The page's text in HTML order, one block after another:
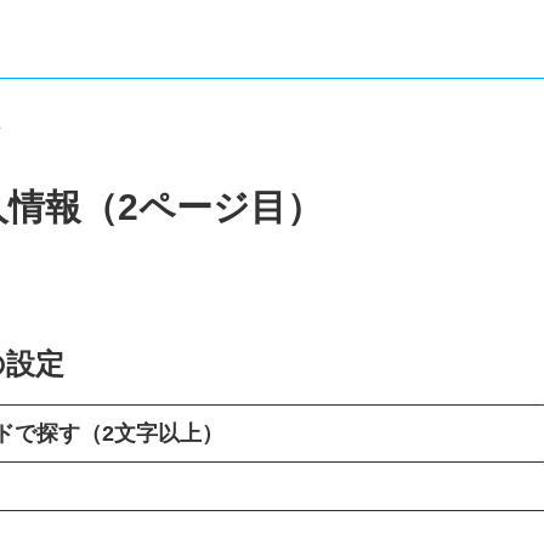
報（2ページ目）
設定